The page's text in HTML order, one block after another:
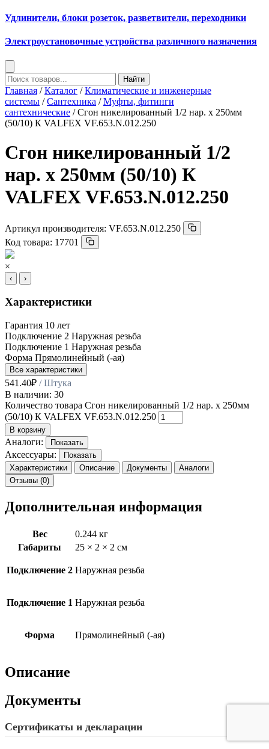
Удлинители, блоки розеток, разветвители, переходники
Электроустановочные устройства различного назначения
Найти
Главная /Каталог /Климатические и инженерные
системы /Сантехника /Муфты, фитинги
сантехнические / Сгон никелированный 1/2 нар. х 250мм
(50/10) К VALFEX VF.653.N.012.250
Сгон никелированный 1/2
нар. х 250мм (50/10) К
VALFEX VF.653.N.012.250
Артикул производителя: VF.653.N.012.250
Код товара: 17701
×
‹ ›
Характеристики
Гарантия 10 лет
Подключение 2 Наружная резьба
Подключение 1 Наружная резьба
Форма Прямолинейный (-ая)
Все характеристики
541.40₽ / Штука
В наличии: 30
Количество товара Сгон никелированный 1/2 нар. х 250мм
(50/10) К VALFEX VF.653.N.012.250
В корзину
Аналоги: Показать
Аксессуары:
Показать
Характеристики
Описание Документы
Аналоги
Отзывы (0)
Дополнительная информация
Вес
0.244 кг
Габариты
25 × 2 × 2 см
Подключение 2 Наружная резьба
Подключение 1 Наружная резьба
Форма Прямолинейный (-ая)
Описание
Документы
Сертификаты и декларации